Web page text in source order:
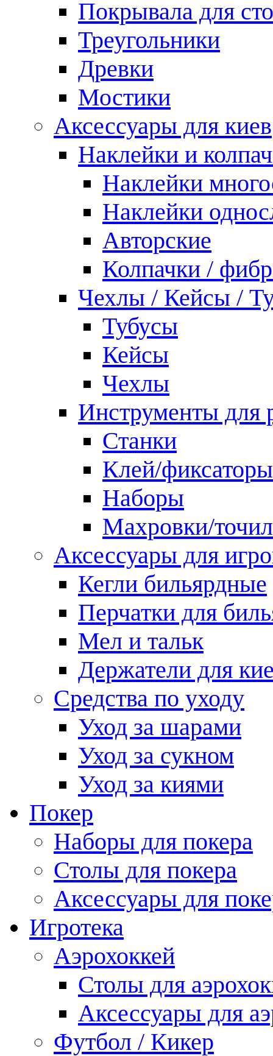
Покрывала для
Треугольники
Древки
Мостики
Аксессуары для киев
Наклейки и
Наклейки
Наклейки
Авторские
Колпачки /
Чехлы / Кейсы /
Тубусы
Кейсы
Чехлы
Инструменты для
Станки
Клей/фиксаторы
Наборы
Махровки/
Аксессуары для
Кегли бильярдные
Перчатки для
Мел и тальк
Держатели для
Средства по уходу
Уход за шарами
Уход за сукном
Уход за киями
Покер
Наборы для покера
Столы для покера
Аксессуары для
Игротека
Аэрохоккей
Столы для
Аксессуары для
Футбол / Кикер